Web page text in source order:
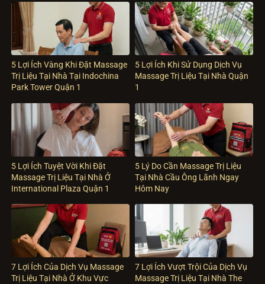
5 Lợi Ích Vàng Khi Đặt Massage
Trị Liệu Tại Nhà Tại Indochina
Park Tower Quận 1
5 Lợi Ích Khi Sử Dụng Dịch Vụ
Massage Trị Liệu Tại Nhà Quận
1
5 Lợi Ích Tuyệt Vời Khi Đặt
Massage Trị Liệu Tại Nhà Ở
International Plaza Quận 1
5 Lý Do Cần Massage Trị Liệu
Tại Nhà Cầu Ông Lãnh Ngay
Hôm Nay
7 Lợi Ích Của Dịch Vụ Massage
Trị Liệu Tại Nhà Ở Khu Vực
7 Lợi Ích Vượt Trội Của Dịch Vụ
Massage Trị Liệu Tại Nhà The